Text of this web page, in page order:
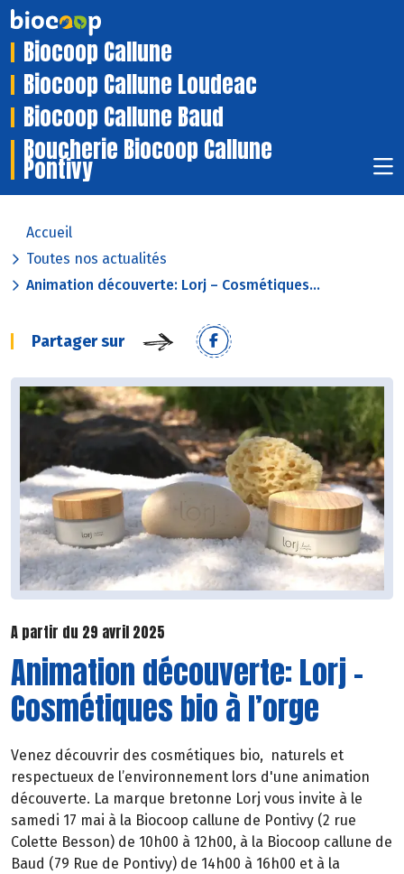
Biocoop Callune
Biocoop Callune Loudeac
Biocoop Callune Baud
Boucherie Biocoop Callune
Pontivy
Accueil
Toutes nos actualités
Animation découverte: Lorj – Cosmétiques...
Partager sur
A partir du 29 avril 2025
Animation découverte: Lorj –
Cosmétiques bio à l’orge
Venez découvrir des cosmétiques bio, naturels et
respectueux de l’environnement lors d'une animation
découverte. La marque bretonne Lorj vous invite à le
samedi 17 mai à la Biocoop callune de Pontivy (2 rue
Colette Besson) de 10h00 à 12h00, à la Biocoop callune de
Baud (79 Rue de Pontivy) de 14h00 à 16h00 et à la